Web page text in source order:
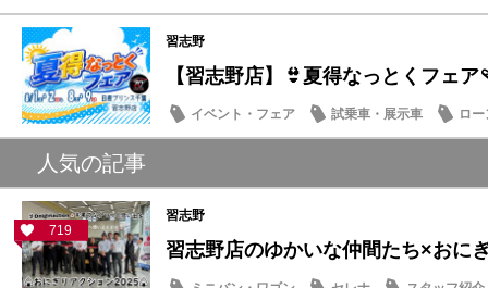
習志野
【習志野店】👙夏得なっとくフェ
イベント・フェア 試乗車・展示車
ロー
日産のお店
人気の記事
719
習志野
習志野店のゆかいな仲間たち×おに